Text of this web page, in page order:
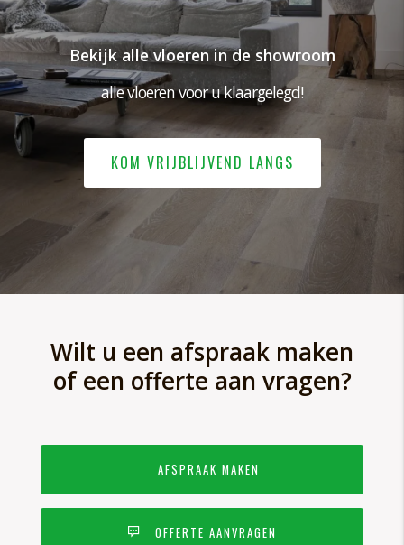
Bekijk alle vloeren in de showroom
alle vloeren voor u klaargelegd!
KOM VRIJBLIJVEND LANGS
Wilt u een afspraak maken
of een offerte aan vragen?
AFSPRAAK MAKEN
OFFERTE AANVRAGEN